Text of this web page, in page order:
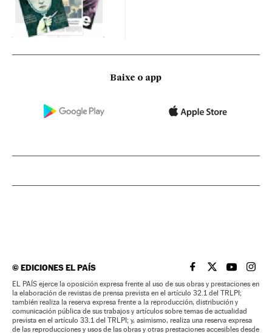
Baixe o app
©EDICIONES EL PAÍS EL PAÍS BRASIL EN
EL PAÍSEL PAÍS
EL
EL PAÍS ejerce la oposición expresa frente al uso de sus obras y prestaciones en
la elaboración de revistas de prensa prevista en el artículo 32.1 del TRLPI;
también realiza la reserva expresa frente a la reproducción, distribución y
comunicación pública de sus trabajos y artículos sobre temas de actualidad
prevista en el artículo 33.1 del TRLPI; y, asimismo, realiza una reserva expresa
de las reproducciones y usos de las obras y otras prestaciones accesibles desde